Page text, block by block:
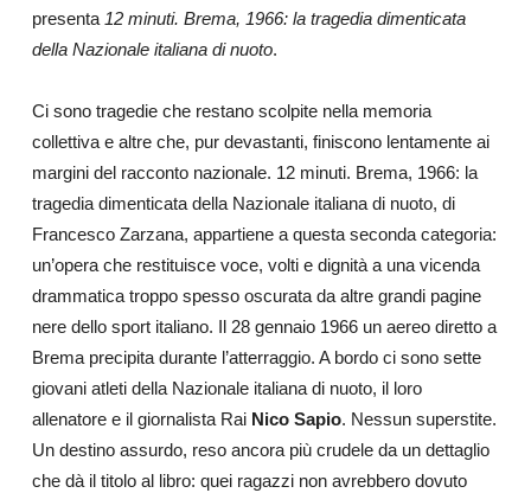
presenta12 minuti. Brema, 1966: la tragedia dimenticata
della Nazionale italiana di nuoto.
Ci sono tragedie che restano scolpite nella memoria
collettiva e altre che, pur devastanti, finiscono lentamente ai
margini del racconto nazionale. 12 minuti. Brema, 1966: la
tragedia dimenticata della Nazionale italiana di nuoto, di
Francesco Zarzana, appartiene a questa seconda categoria:
un’opera che restituisce voce, volti e dignità a una vicenda
drammatica troppo spesso oscurata da altre grandi pagine
nere dello sport italiano. Il 28 gennaio 1966 un aereo diretto a
Brema precipita durante l’atterraggio. A bordo ci sono sette
giovani atleti della Nazionale italiana di nuoto, il loro
allenatore e il giornalista Rai Nico Sapio. Nessun superstite.
Un destino assurdo, reso ancora più crudele da un dettaglio
che dà il titolo al libro: quei ragazzi non avrebbero dovuto